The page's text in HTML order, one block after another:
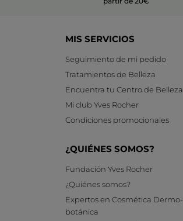
MIS SERVICIOS
Seguimiento de mi pedido
Tratamientos de Belleza
Encuentra tu Centro de Belleza
Mi club Yves Rocher
Condiciones promocionales
¿QUIÉNES SOMOS?
Fundación Yves Rocher
¿Quiénes somos?
Expertos en Cosmética Dermo-
botánica